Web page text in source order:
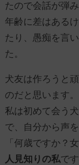
たので会話が弾
年齢に差はある
たり、愚痴を言
た。
犬友は作ろうと
のだと思います。
私は初めて会う
で、自分から声
「何歳ですか？
人見知りの私で